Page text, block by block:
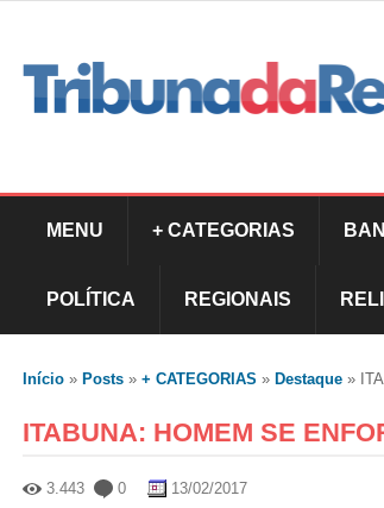
MENU + CATEGORIAS
POLÍTICA REGIONAIS
Início » Posts » + CATEGORIAS » Destaque »
ITABUNA: HOMEM SE
3.443 0 13/02/2017